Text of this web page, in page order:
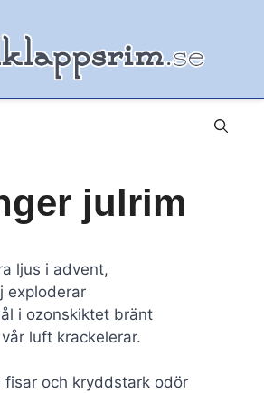
julrim
ljus i advent,
exploderar
i ozonskiktet bränt
luft krackelerar.
fisar och kryddstark odör